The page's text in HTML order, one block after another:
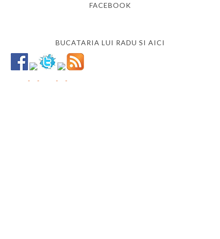
FACEBOOK
BUCATARIA LUI RADU SI AICI